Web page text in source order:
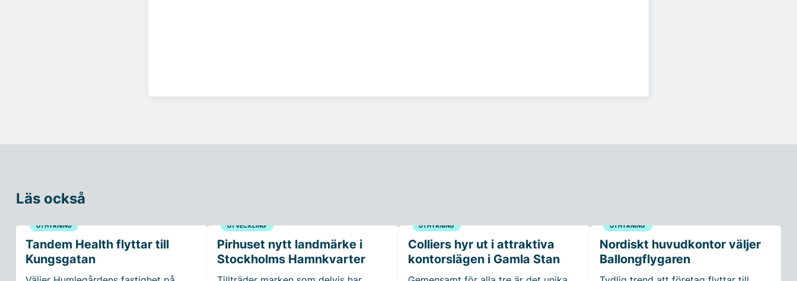
Läs också
UTHYRNING
Tandem Health flyttar till
Kungsgatan
UTVECKLING
Pirhuset nytt landmärke i
Stockholms Hamnkvarter
UTHYRNING
Colliers hyr ut i attraktiva
kontorslägen i Gamla Stan
UTHYRNING
Nordiskt huvudkontor väljer
Ballongflygaren